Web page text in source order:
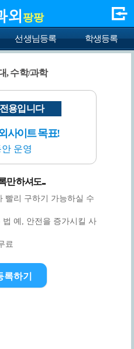
외 팡팡
선생님등록 학생등록
, 수학/과학
용입니다
사이트 목표!
운영
만 하셔도...
빨리 구하기 가능하실 수
예, 안전을 증가시킬 사
료
록하기